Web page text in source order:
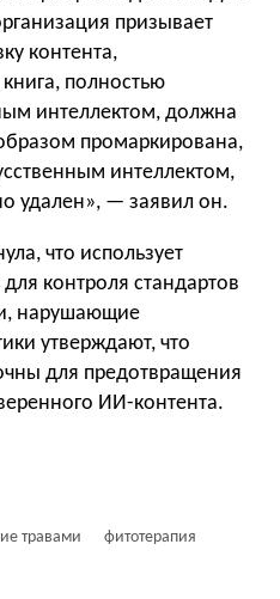
призывает
контента,
полностью
интеллектом, должна
промаркирована,
интеллектом,
удален», — заявил он.
что использует
контроля стандартов
нарушающие
утверждают, что
для предотвращения
ИИ-контента.
травами фитотерапия